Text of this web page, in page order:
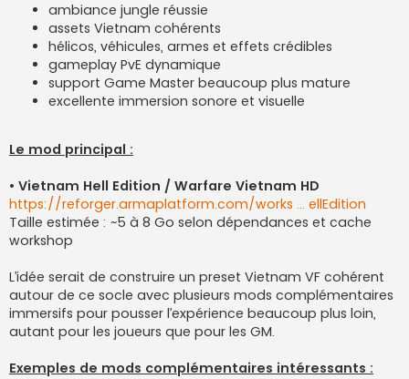
ambiance jungle réussie
assets Vietnam cohérents
hélicos, véhicules, armes et effets crédibles
gameplay PvE dynamique
support Game Master beaucoup plus mature
excellente immersion sonore et visuelle
Le mod principal :
• Vietnam Hell Edition / Warfare Vietnam HD
https://reforger.armaplatform.com/works ... ellEdition
Taille estimée : ~5 à 8 Go selon dépendances et cache
workshop
L’idée serait de construire un preset Vietnam VF cohérent
autour de ce socle avec plusieurs mods complémentaires
immersifs pour pousser l’expérience beaucoup plus loin,
autant pour les joueurs que pour les GM.
Exemples de mods complémentaires intéressants :